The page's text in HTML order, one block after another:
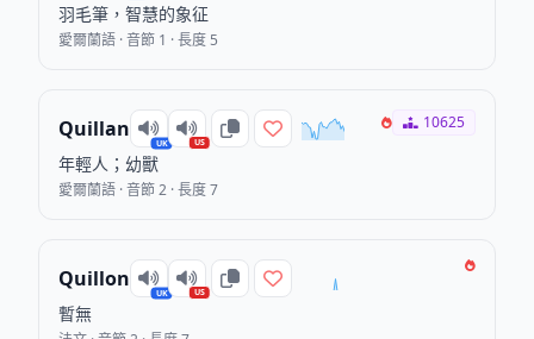
羽毛筆，智慧的象征
愛爾蘭語 · 音節 1 · 長度 5
Quillan
UK US
年輕人；幼獸
愛爾蘭語 · 音節 2 · 長度 7
10625
Quillon
UK US
暫無